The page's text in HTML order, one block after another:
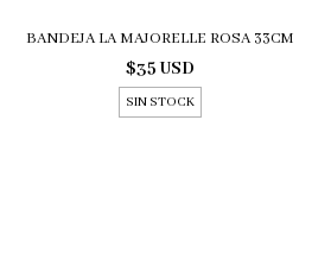
BANDEJA LA MAJORELLE ROSA 33CM
$35 USD
SIN STOCK